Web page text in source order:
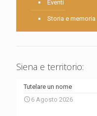
Eventi
Storia e memoria
Siena e territorio:
Tutelare un nome
6 Agosto 2026